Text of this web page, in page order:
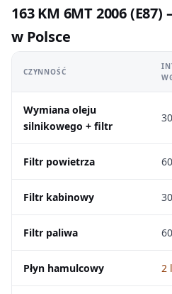
163 KM 6MT 2006
w Polsce
CZYNNOŚĆ
Wymiana oleju
silnikowego + filtr
Filtr powietrza
Filtr kabinowy
Filtr paliwa
Płyn hamulcowy 2